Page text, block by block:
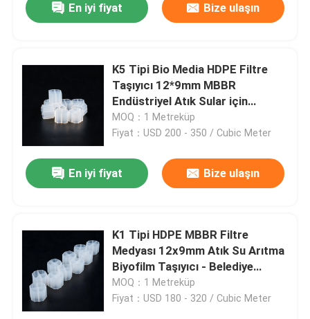
videolar
En iyi fiyat Bize ulaşın
K5 Tipi Bio Media HDPE Filtre
Taşıyıcı 12*9mm MBBR
Endüstriyel Atık Sular için
Biyolojik Tedavi Medyası
Kolombiya
MOQ：1 Metreküp
Fiyat：USD 200 - 350 / Cubic Meter
En iyi fiyat Bize ulaşın
K1 Tipi HDPE MBBR Filtre
Medyası 12x9mm Atık Su Arıtma
Biyofilm Taşıyıcı - Belediye
Tesisleri Meksika Brezilya
MOQ：1 Metreküp
Fiyat：USD 180 - 320 / Cubic Meter